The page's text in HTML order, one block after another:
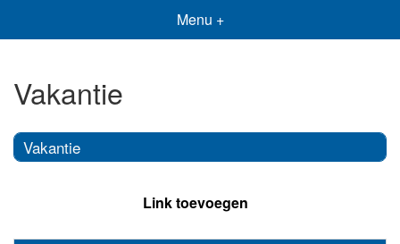
Menu +
Vakantie
Vakantie
Link toevoegen